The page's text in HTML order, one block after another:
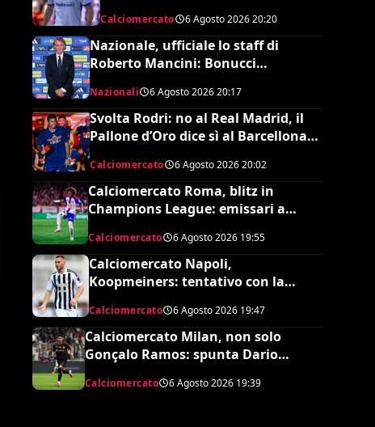
Calciomercato 6 Agosto 2026 20:20
Nazionale, ufficiale lo staff di
Roberto Mancini: Bonucci
collaboratore, Bollini vice
Nazionali 6 Agosto 2026 20:17
Svolta Rodri: no al Real Madrid, il
Pallone d’Oro dice sì al Barcellona
Calciomercato 6 Agosto 2026 20:02
Calciomercato Roma, blitz in
Champions League: emissari a
Calciomercato 6 Agosto 2026 19:55
Calciomercato Napoli,
Koopmeiners: tentativo con la
Juventus, la cifra per chiudere
Calciomercato 6 Agosto 2026 19:47
Calciomercato Milan, non solo
Gonçalo Ramos: spunta Dario
Osorio per l’attacco di Amorim
Calciomercato 6 Agosto 2026 19:39